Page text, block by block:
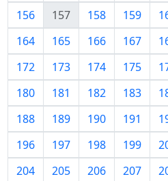
156
157 158 159
164
165 166 167
172
173 174 175
180
181 182 183
188
189 190 191
196
197 198 199
204
205 206 207